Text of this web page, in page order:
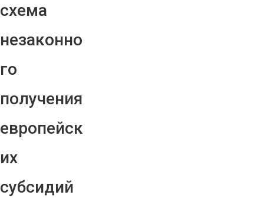
схема
незаконно
го
получения
европейск
их
субсидий